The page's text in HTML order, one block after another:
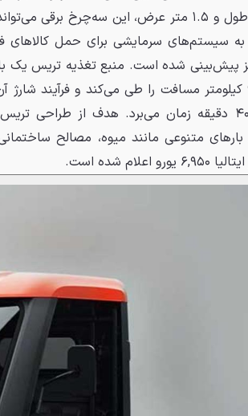
سیستم‌های سرمایشی برای حمل کالاهای
ساعت و ۴۰ دقیقه زمان می‌برد. هدف از
متنوعی مانند میوه، مصالح
اعلام شده است.